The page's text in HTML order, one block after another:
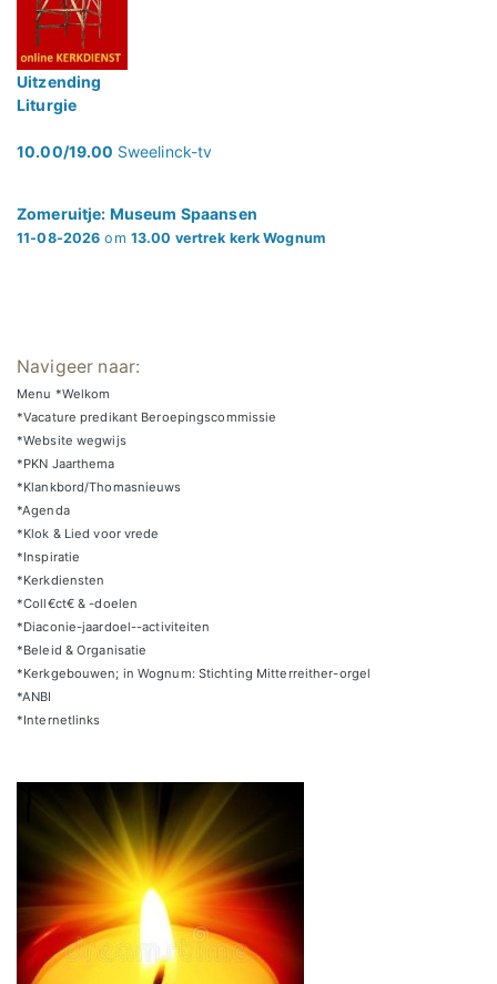
Uitzending
Liturgie
10.00/19.00 Sweelinck-tv
Zomeruitje: Museum Spaansen
11-08-2026 om 13.00 vertrek kerk Wognum
Navigeer naar:
Menu *Welkom
*Vacature predikant Beroepingscommissie
*Website wegwijs
*PKN Jaarthema
*Klankbord/Thomasnieuws
*Agenda
*Klok & Lied voor vrede
*Inspiratie
*Kerkdiensten
*Coll€ct€ & -doelen
*Diaconie-jaardoel--activiteiten
*Beleid & Organisatie
*Kerkgebouwen; in Wognum: Stichting Mitterreither-orgel
*ANBI
*Internetlinks